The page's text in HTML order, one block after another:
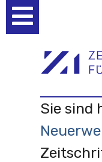
Werkzeuge
Sie sind